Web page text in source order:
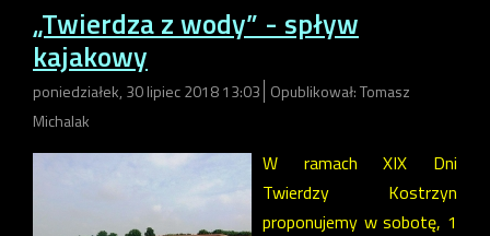
„Twierdza z wody” - spływ
kajakowy
poniedziałek, 30 lipiec 2018 13:03 Opublikował: Tomasz
Michalak
W ramach XIX Dni
Twierdzy Kostrzyn
proponujemy w sobotę, 1